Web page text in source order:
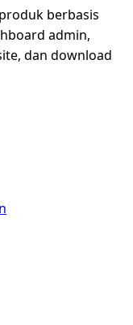
berbasis
admin,
dan download